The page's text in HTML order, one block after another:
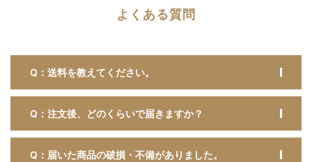
よくある質問
Q：送料を教えてください。
Q：注文後、どのくらいで届きますか？
Q：届いた商品の破損・不備がありました。